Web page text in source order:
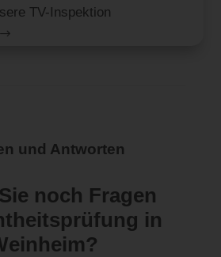
TV-Inspektion
und Antworten
noch Fragen
in